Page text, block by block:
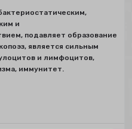
и
подавляет образование
является сильным
и лимфоцитов,
иммунитет.